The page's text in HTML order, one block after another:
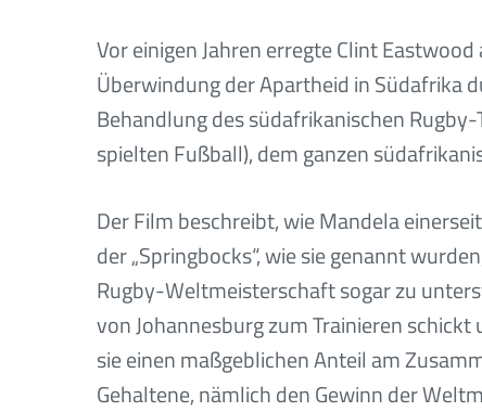
Vor einigen Jahren erregte Clint
Überwindung der Apartheid in Südafrika
Behandlung des südafrikanischen
spielten Fußball), dem ganzen
Der Film beschreibt, wie Mandela
der „Springbocks“, wie sie genannt
Rugby-Weltmeisterschaft sogar zu
von Johannesburg zum Trainieren
sie einen maßgeblichen Anteil am
Gehaltene, nämlich den Gewinn der